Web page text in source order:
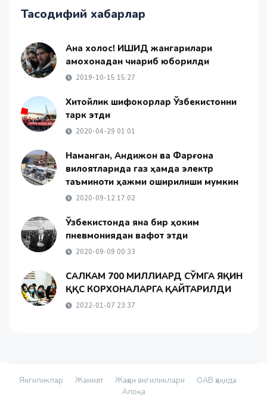
Тасодифий хабарлар
Ана холос! ИШИД жангарилари
қамоқхонадан чиқариб юборилди
2019-10-15 15:27
Хитойлик шифокорлар Ўзбекистонни
тарк этди
2020-04-29 01:01
Наманган, Андижон ва Фарғона
вилоятларида газ ҳамда электр
таъминоти ҳажми оширилиши мумкин
2020-09-12 17:02
Ўзбекистонда яна бир ҳоким
пневмониядан вафот этди
2020-09-09 00:33
САЛКАМ 700 МИЛЛИАРД СЎМГА ЯҚИН
ҚҚС КОРХОНАЛАРГА ҚАЙТАРИЛДИ
2022-01-07 23:37
Янгиликлар Жамият Жаҳон янгиликлари
ОАВ ҳақида
Алоқа